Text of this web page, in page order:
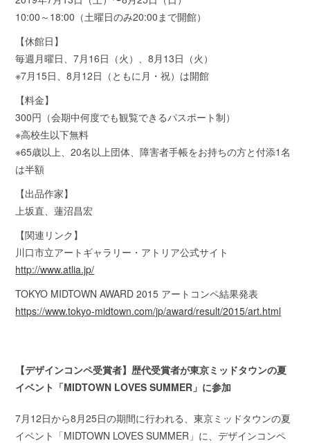
10:00～18:00（土曜日のみ20:00まで開館）
【休館日】
毎週月曜日、7月16日（火）、8月13日（火）
※7月15日、8月12日（ともに月・祝）は開館
【料金】
300円（会期中何度でも観覧できるパスポート制）
※高校生以下無料
※65歳以上、20名以上団体、障害者手帳をお持ちの方と付添1名
は半額
【出品作家】
上坂直、蓮沼昌宏
【関連リンク】
川口市立アートギャラリー・アトリア公式サイト
http://www.atlia.jp/
TOKYO MIDTOWN AWARD 2015 アートコンペ結果発表
https://www.tokyo-midtown.com/jp/award/result/2015/art.html
【デザインコンペ受賞者】歴代受賞者が東京ミッドタウンの夏
イベント「MIDTOWN LOVES SUMMER」に参加
7月12日から8月25日の期間に行われる、東京ミッドタウンの夏
イベント「MIDTOWN LOVES SUMMER」に、デザインコンペ